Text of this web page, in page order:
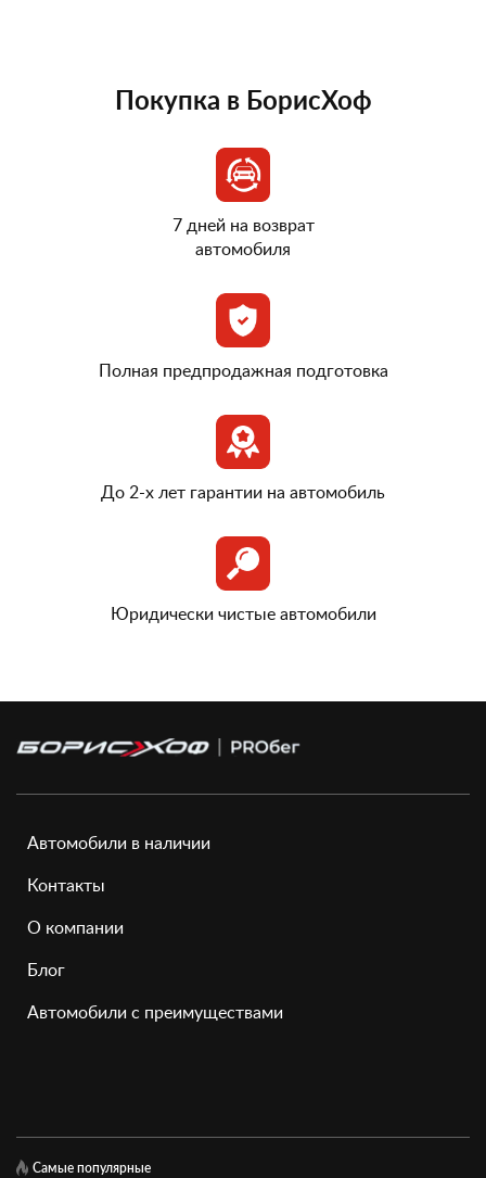
Покупка в БорисХоф
7 дней на возврат
автомобиля
Полная предпродажная подготовка
До 2-х лет гарантии на автомобиль
Юридически чистые автомобили
Автомобили в наличии
Контакты
О компании
Блог
Автомобили с преимуществами
Самые популярные